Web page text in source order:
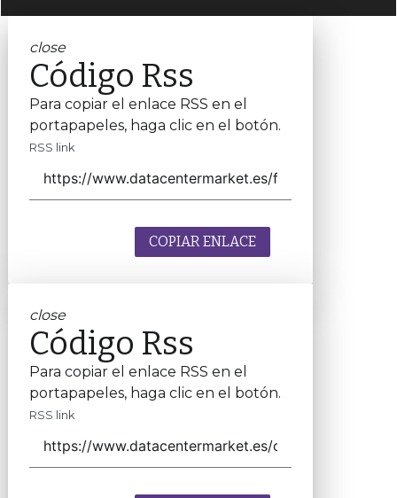
close
Código Rss
Para copiar el enlace RSS en el
portapapeles, haga clic en el botón.
RSS link
COPIAR ENLACE
close
Código Rss
Para copiar el enlace RSS en el
portapapeles, haga clic en el botón.
RSS link